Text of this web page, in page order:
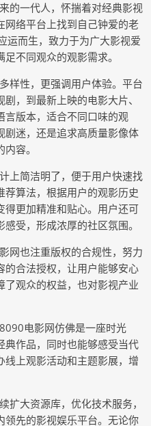
的一代人，怀揣着对经典影视
网络平台上找到自己钟爱的老
运而生，致力于为广大影视爱
不同观众的观影需求。
样性，更强调用户体验。平台
，到最新上映的电影大片、
言版本，适合不同口味的观
剧迷，还是追求高质量影像体
容。
上简洁明了，便于用户快速找
荐算法，根据用户的观影历史
得更加精准和贴心。用户还可
受，形成浓厚的社区氛围。
网也注重版权的合规性，努力
的合法授权，让用户能够安心
观众的权益，也对影视产业
电影网仿佛是一座时光
典作品，同时也能够感受当代
线上观影活动和主题影展，增
扩大资源库，优化技术服务，
领先的影视娱乐平台。无论你